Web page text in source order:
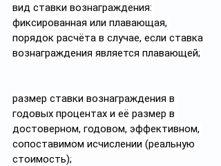
вид ставки вознаграждения:
фиксированная или плавающая,
порядок расчёта в случае, если ставка
вознаграждения является плавающей;
размер ставки вознаграждения в
годовых процентах и её размер в
достоверном, годовом, эффективном,
сопоставимом исчислении (реальную
стоимость);